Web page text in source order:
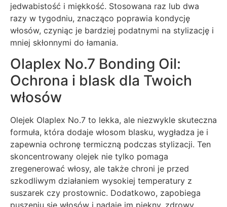
jedwabistość i miękkość. Stosowana raz lub dwa
razy w tygodniu, znacząco poprawia kondycję
włosów, czyniąc je bardziej podatnymi na stylizację i
mniej skłonnymi do łamania.
Olaplex No.7 Bonding Oil:
Ochrona i blask dla Twoich
włosów
Olejek Olaplex No.7 to lekka, ale niezwykle skuteczna
formuła, która dodaje włosom blasku, wygładza je i
zapewnia ochronę termiczną podczas stylizacji. Ten
skoncentrowany olejek nie tylko pomaga
zregenerować włosy, ale także chroni je przed
szkodliwym działaniem wysokiej temperatury z
suszarek czy prostownic. Dodatkowo, zapobiega